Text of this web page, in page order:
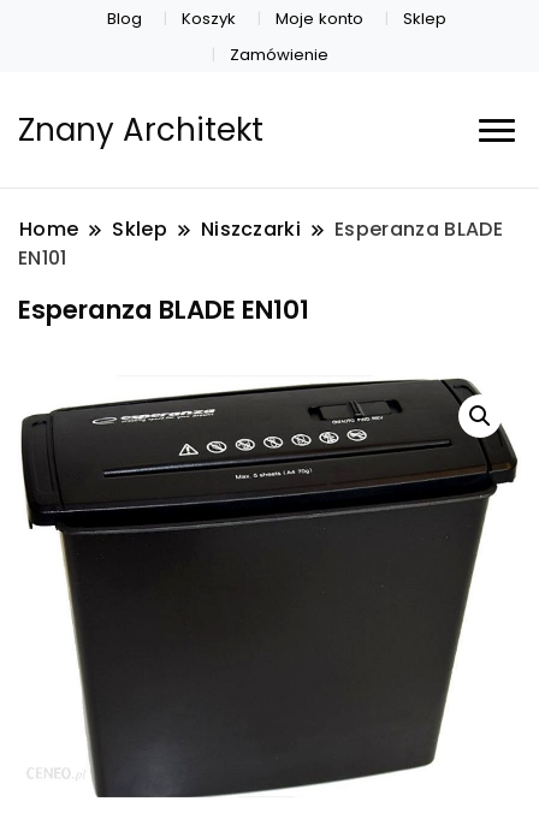
Blog Koszyk Moje konto
Sklep
Zamówienie
Znany Architekt
Home Sklep Niszczarki
Esperanza BLADE
EN101
Esperanza BLADE EN101